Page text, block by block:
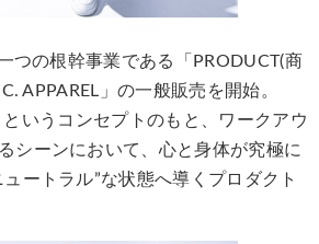
つの根幹事業である「PRODUCT(商
APPAREL」の一般販売を開始。
というコンセプトのもと、ワークアウ
シーンにおいて、心と身体が究極に
ートラル”な状態へ導くプロダクト